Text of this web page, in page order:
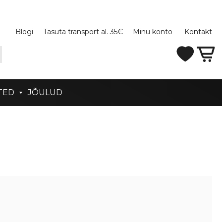
Blogi Tasuta transport al. 35€ Minu konto Kontakt
JÕULUD